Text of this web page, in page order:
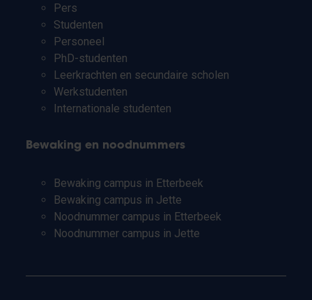
Pers
Studenten
Personeel
PhD-studenten
Leerkrachten en secundaire scholen
Werkstudenten
Internationale studenten
Bewaking en noodnummers
Bewaking campus in Etterbeek
Bewaking campus in Jette
Noodnummer campus in Etterbeek
Noodnummer campus in Jette